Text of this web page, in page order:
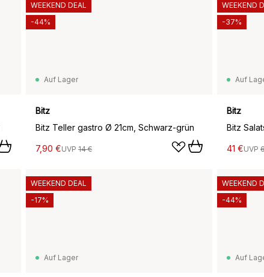
Auf Lager
Bitz
Bitz Teller gastro Ø 21cm, Schwarz-grün
7,90 €UVP 14 €
WEEKEND DEAL
-44%
Auf
Bitz
41 €UVP
WEEKEND
-37%
Auf Lager
WEEKEND DEAL
-17%
Auf
WEEKEND
-44%